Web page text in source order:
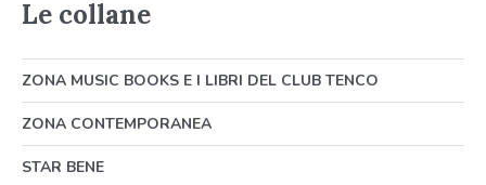
Le collane
ZONA MUSIC BOOKS E I LIBRI DEL CLUB TENCO
ZONA CONTEMPORANEA
STAR BENE